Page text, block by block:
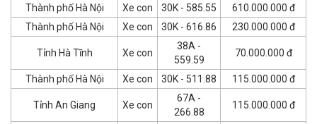
Thành phố Hà Nội
Xe con 30K - 585.55
610.000.000 đ
Thành phố Hà Nội
Xe con 30K - 616.86 230.000.000 đ
Tỉnh Hà Tĩnh Xe con
38A -
559.59
70.000.000 đ
Thành phố Hà Nội Xe con 30K - 511.88 115.000.000 đ
Tỉnh An Giang Xe con
67A -
266.88
115.000.000 đ